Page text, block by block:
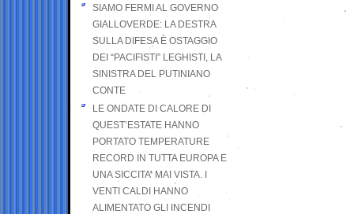
SIAMO FERMI AL GOVERNO
GIALLOVERDE: LA DESTRA
SULLA DIFESA È OSTAGGIO
DEI “PACIFISTI” LEGHISTI, LA
SINISTRA DEL PUTINIANO
CONTE
LE ONDATE DI CALORE DI
QUEST’ESTATE HANNO
PORTATO TEMPERATURE
RECORD IN TUTTA EUROPA E
UNA SICCITA’ MAI VISTA. I
VENTI CALDI HANNO
ALIMENTATO GLI INCENDI